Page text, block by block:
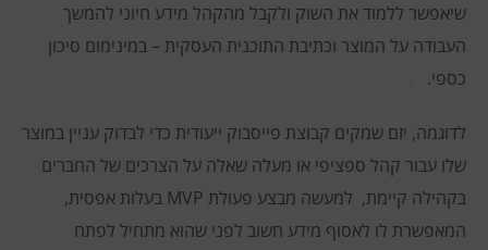
שיאפשר ללמוד את השוק ולקבל מהקהל מידע חיוני להמשך
העבודה על המוצר וכתיבת התוכנית העסקית – במינימום סיכון
כספי.
לדוגמה, יזם שמקים קבוצת פייסבוק ייעודית כדי לבדוק עניין במוצר
שלו עבור קהל ספציפי או מעלה שאלה על הצרכים של החברים
בקהילה קיימת, למעשה מבצע פעולת MVP בעלות אפסית,
המאפשרת לו לאסוף מידע חשוב לפני שהוא מתחיל לפתח